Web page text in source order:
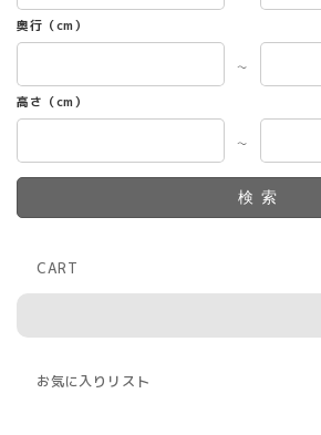
奥行（cm）
～
高さ（cm）
～
検索
CART
お気に入りリスト